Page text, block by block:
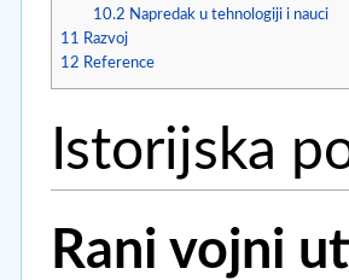
10.2 Napredak u tehnologiji i nauci
11 Razvoj
12 Reference
Istorijska
Rani vojni